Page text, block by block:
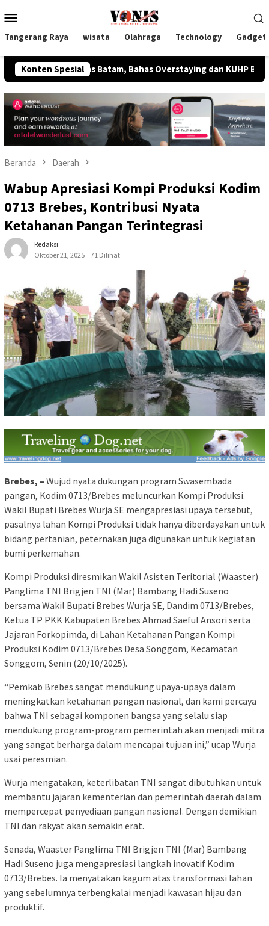
ke
Mobile
Tangerang Raya wisata Olahraga Technology
Konten Spesial
Batam, Bahas Overstaying dan KUHP Baru Ketua
Beranda Daerah
Wabup Apresiasi Kompi Produksi Kodim
0713 Brebes, Kontribusi Nyata
Ketahanan Pangan Terintegrasi
Redaksi
Oktober 21, 2025
71 Dilihat
Brebes, – Wujud nyata dukungan program Swasembada
pangan, Kodim 0713/Brebes meluncurkan Kompi Produksi.
Wakil Bupati Brebes Wurja SE mengapresiasi upaya tersebut,
pasalnya lahan Kompi Produksi tidak hanya diberdayakan untuk
bidang pertanian, peternakan juga digunakan untuk kegiatan
bumi perkemahan.
Kompi Produksi diresmikan Wakil Asisten Teritorial (Waaster)
Panglima TNI Brigjen TNI (Mar) Bambang Hadi Suseno
bersama Wakil Bupati Brebes Wurja SE, Dandim 0713/Brebes,
Ketua TP PKK Kabupaten Brebes Ahmad Saeful Ansori serta
Jajaran Forkopimda, di Lahan Ketahanan Pangan Kompi
Produksi Kodim 0713/Brebes Desa Songgom, Kecamatan
Songgom, Senin (20/10/2025).
“Pemkab Brebes sangat mendukung upaya-upaya dalam
meningkatkan ketahanan pangan nasional, dan kami percaya
bahwa TNI sebagai komponen bangsa yang selalu siap
mendukung program-program pemerintah akan menjadi mitra
yang sangat berharga dalam mencapai tujuan ini,” ucap Wurja
usai peresmian.
Wurja mengatakan, keterlibatan TNI sangat dibutuhkan untuk
membantu jajaran kementerian dan pemerintah daerah dalam
mempercepat penyediaan pangan nasional. Dengan demikian
TNI dan rakyat akan semakin erat.
Senada, Waaster Panglima TNI Brigjen TNI (Mar) Bambang
Hadi Suseno juga mengapresiasi langkah inovatif Kodim
0713/Brebes. Ia menyatakan kagum atas transformasi lahan
yang sebelumnya terbengkalai menjadi kawasan hijau dan
produktif.